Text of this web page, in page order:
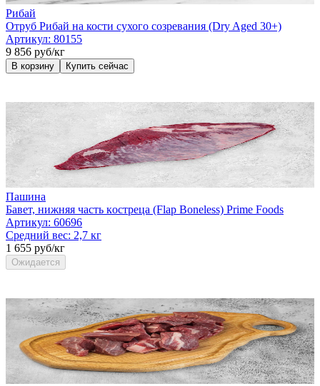
Рибай
Отруб Рибай на кости сухого созревания (Dry Aged 30+)
Артикул: 80155
9 856 руб/кг
В корзину Купить сейчас
Пашина
Бавет, нижняя часть кoстреца (Flap Boneless) Prime Foods
Артикул: 60696
Средний вес: 2,7 кг
1 655 руб/кг
Ожидается